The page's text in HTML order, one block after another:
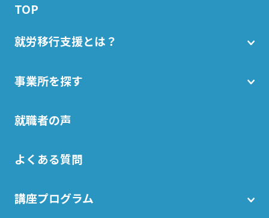
TOP
就労移行支援とは？
事業所を探す
就職者の声
よくある質問
講座プログラム